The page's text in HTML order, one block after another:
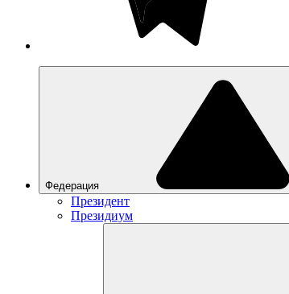
Федерация
Президент
Президиум